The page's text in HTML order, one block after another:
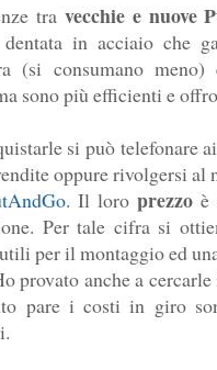
tra vecchie e nuove
in acciaio che
(si consumano
sono più efficienti e
si può telefonare
oppure rivolgersi
. Il loro prezzo è
Per tale cifra si
per il montaggio ed
provato anche a
pare i costi in giro